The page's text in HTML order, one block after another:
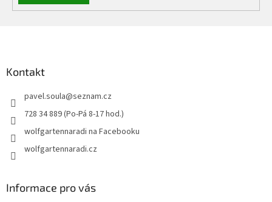
Kontakt
pavel.soula@seznam.cz
728 34 889 (Po-Pá 8-17 hod.)
wolfgartennaradi na Facebooku
wolfgartennaradi.cz
Informace pro vás